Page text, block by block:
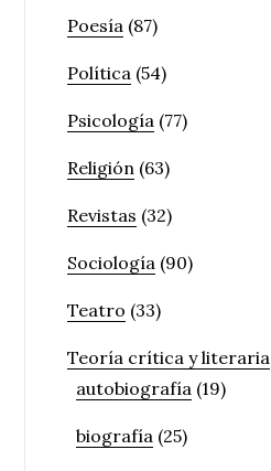
Poesía (87)
Política (54)
Psicología (77)
Religión (63)
Revistas (32)
Sociología (90)
Teatro (33)
Teoría crítica y literaria
autobiografía (19)
biografía (25)